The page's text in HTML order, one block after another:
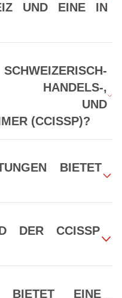
UND EINE IN
HANDELS-,
UND
(CCISSP)?
BIETET
DER CCISSP
BIETET EINE